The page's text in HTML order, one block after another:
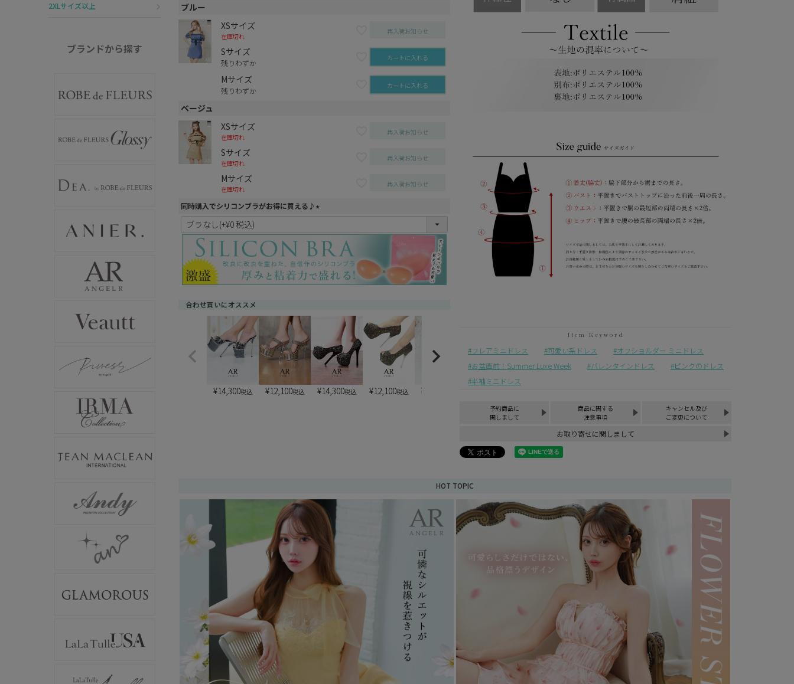
2XLサイズ以上
ブランドから探す
ブルー
XSサイズ
在庫切れ
再入荷お知らせ
Sサイズ
残りわずか カートに入れる
Mサイズ
残りわずか カートに入れる
ベージュ
XSサイズ
在庫切れ
再入荷お知らせ
Sサイズ
在庫切れ
再入荷お知らせ
Mサイズ
在庫切れ
再入荷お知らせ
同時購入でシリコンブラがお得に買える♪
(
須
)
合わせ買いにオススメ
¥14,300税込 ¥12,100税込 ¥14,300税込 ¥12,100税込 ¥
フレアミニドレス 可愛い系ドレス
オフショルダー ミニドレス
お盆直前！Summer Luxe Week
バレンタインドレス
ピンクのドレス
半袖ミニドレス
予約商品に
関しまして
商品に関する
注意事項
キャンセル及び
ご変更について
お取り寄せに関しまして
HOT TOPIC